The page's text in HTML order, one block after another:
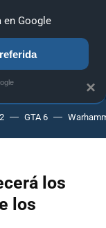
SONY NINTENDO
GTA 6
los
los
×
en Google